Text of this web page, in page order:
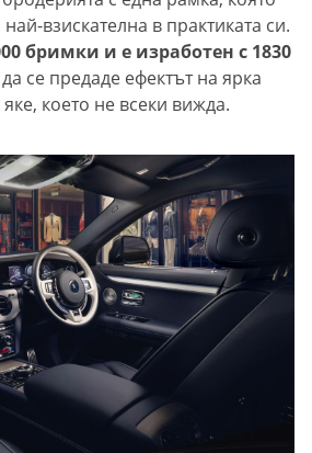
взискателна в практиката си.
бримки и е изработен с 1830
се предаде ефектът на ярка
което не всеки вижда.